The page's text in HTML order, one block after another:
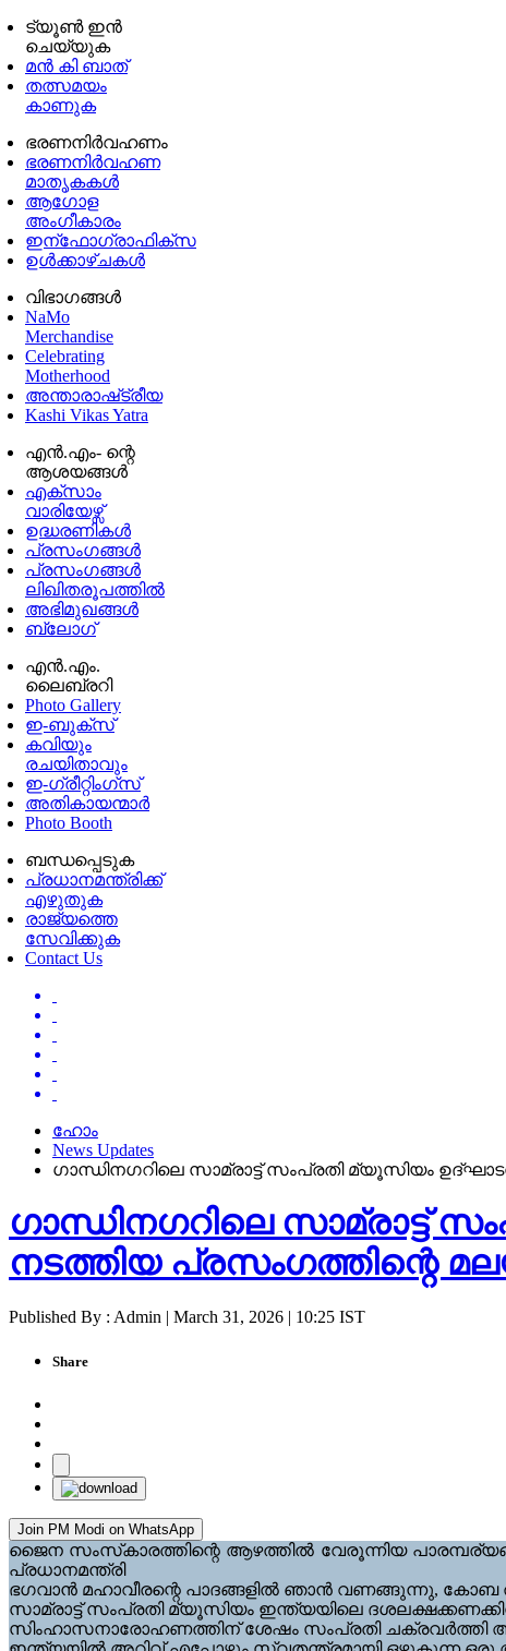
ട്യൂൺ ഇൻ
ചെയ്യുക
മൻ കി ബാത്
തത്സമയം
കാണുക
ഭരണനിര്‍വഹണം
ഭരണനിര്‍വഹണ
മാതൃകകൾ
ആഗോള
അംഗീകാരം
ഇന്ഫോഗ്രാഫിക്സ
ഉള്‍ക്കാഴ്‌ചകൾ
വിഭാഗങ്ങൾ
NaMo
Merchandise
Celebrating
Motherhood
അന്താരാഷ്‌ട്രീയ
Kashi Vikas Yatra
എൻ.എം- ന്റെ
ആശയങ്ങൾ
എക്സാം
വാരിയേഴ്സ്
ഉദ്ധരണികള്‍
പ്രസംഗങ്ങള്‍
പ്രസംഗങ്ങൾ
ലിഖിതരൂപത്തിൽ
അഭിമുഖങ്ങൾ
ബ്ലോഗ്
എൻ.എം.
ലൈബ്രറി
Photo Gallery
ഇ-ബുക്‌സ്
കവിയും
രചയിതാവും
ഇ-ഗ്രീറ്റിംഗ്‌സ്
അതികായന്മാർ
Photo Booth
ബന്ധപ്പെടുക
പ്രധാനമന്ത്രിക്ക്
എഴുതുക
രാജ്യത്തെ
സേവിക്കുക
Contact Us
ഹോം
News Updates
ഗാന്ധിനഗറിലെ സാമ്രാട്ട് സംപ്രതി മ്യൂസിയം
ഗാന്ധിനഗറിലെ സാമ്രാട്ട്
നടത്തിയ പ്രസംഗത്തിന്റെ
Published By : Admin | March 31, 2026 | 10:25 IST
Share
Join PM Modi on WhatsApp
ജൈന സംസ്‌കാരത്തിന്റെ ആഴത്തിൽ വേരൂന്നിയ
പ്രധാനമന്ത്രി
ഭഗവാൻ മഹാവീരന്റെ പാദങ്ങളിൽ ഞാൻ വണങ്ങുന്നു, കോബ
സാമ്രാട്ട് സംപ്രതി മ്യൂസിയം ഇന്ത്യയിലെ
സിംഹാസനാരോഹണത്തിന് ശേഷം സംപ്രതി ചക്രവർത്തി